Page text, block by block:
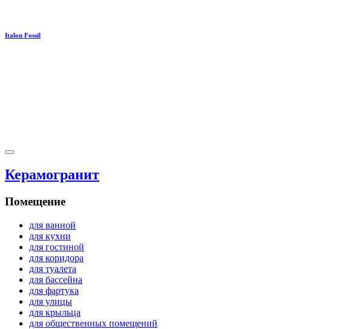
Italon Fossil
Керамогранит
Помещение
для ванной
для кухни
для гостиной
для коридора
для туалета
для бассейна
для фартука
для улицы
для крыльца
для общественных помещений